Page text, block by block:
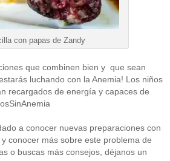
con papas de Zandy
que combinen bien y que sean
luchando con la Anemia! Los niños
recargados de energía y capaces de
a conocer nuevas preparaciones con
conocer más sobre este problema de
o buscas más consejos, déjanos un